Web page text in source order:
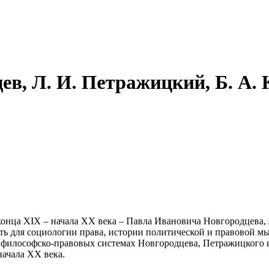
Л. И. Петражицкий, Б. А.
XIX – начала XX века – Павла Ивановича
для социологии права, истории политической и правовой
правовых системах Новгородцева, Петражицкого
XX века.